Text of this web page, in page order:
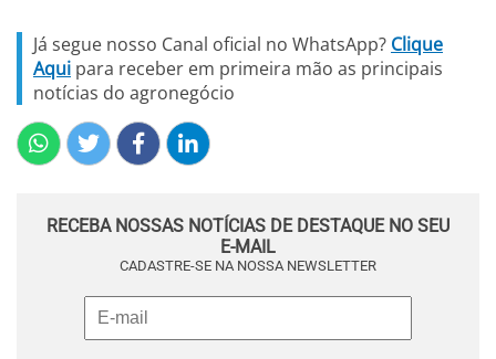
Já segue nosso Canal oficial no WhatsApp? Clique
Aqui para receber em primeira mão as principais
notícias do agronegócio
RECEBA NOSSAS NOTÍCIAS DE DESTAQUE NO SEU
E-MAIL
CADASTRE-SE NA NOSSA NEWSLETTER